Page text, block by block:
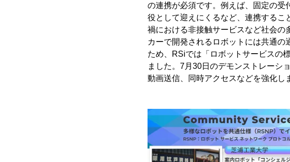
の連携が必須です。例えば、固定の受
役として迎えにくるなど、連携するこ
禍における非接触サービスなど社会の
カーで開発されるロボットには共通
ため、RSiでは「ロボットサービスの
ました。7月30日のデモンストレーシ
動画送信、同時アクセスなどを強化し